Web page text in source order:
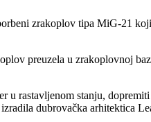
zrakoplov tipa MiG-21
preuzela u zrakoplovnoj
u rastavljenom stanju,
dubrovačka arhitektica